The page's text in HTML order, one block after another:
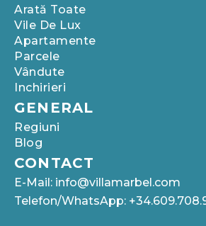
Arată Toate
Vile De Lux
Apartamente
Parcele
Vândute
Inchirieri
GENERAL
Regiuni
Blog
CONTACT
E-Mail: info@villamarbel.com
Telefon/WhatsApp: